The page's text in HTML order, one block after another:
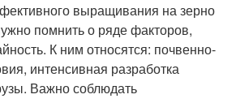
выращивания на зерно
помнить о ряде факторов,
К ним относятся: почвенно-
интенсивная разработка
Важно соблюдать